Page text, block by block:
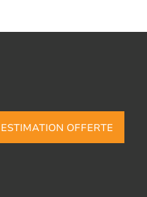
ESTIMATION OFFERTE